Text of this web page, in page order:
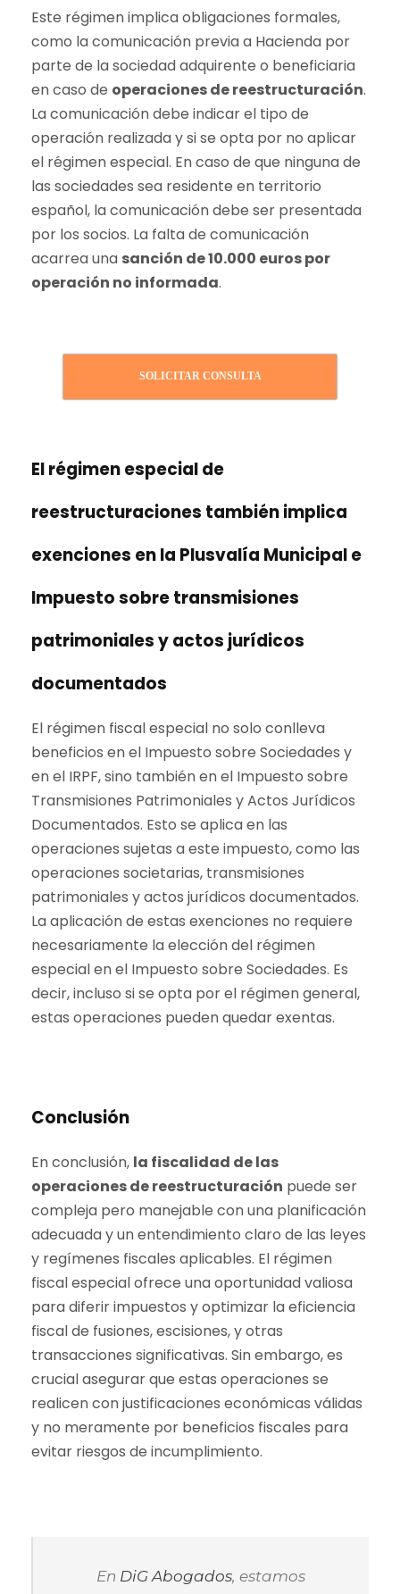
Este régimen implica obligaciones formales,
como la comunicación previa a Hacienda por
parte de la sociedad adquirente o beneficiaria
en caso de operaciones de reestructuración.
La comunicación debe indicar el tipo de
operación realizada y si se opta por no aplicar
el régimen especial. En caso de que ninguna de
las sociedades sea residente en territorio
español, la comunicación debe ser presentada
por los socios. La falta de comunicación
acarrea una sanción de 10.000 euros por
operación no informada.
SOLICITAR CONSULTA
El régimen especial de
reestructuraciones también implica
exenciones en la Plusvalía Municipal e
Impuesto sobre transmisiones
patrimoniales y actos jurídicos
documentados
El régimen fiscal especial no solo conlleva
beneficios en el Impuesto sobre Sociedades y
en el IRPF, sino también en el Impuesto sobre
Transmisiones Patrimoniales y Actos Jurídicos
Documentados. Esto se aplica en las
operaciones sujetas a este impuesto, como las
operaciones societarias, transmisiones
patrimoniales y actos jurídicos documentados.
La aplicación de estas exenciones no requiere
necesariamente la elección del régimen
especial en el Impuesto sobre Sociedades. Es
decir, incluso si se opta por el régimen general,
estas operaciones pueden quedar exentas.
Conclusión
En conclusión, la fiscalidad de las
operaciones de reestructuración puede ser
compleja pero manejable con una planificación
adecuada y un entendimiento claro de las leyes
y regímenes fiscales aplicables. El régimen
fiscal especial ofrece una oportunidad valiosa
para diferir impuestos y optimizar la eficiencia
fiscal de fusiones, escisiones, y otras
transacciones significativas. Sin embargo, es
crucial asegurar que estas operaciones se
realicen con justificaciones económicas válidas
y no meramente por beneficios fiscales para
evitar riesgos de incumplimiento.
En DiG Abogados, estamos